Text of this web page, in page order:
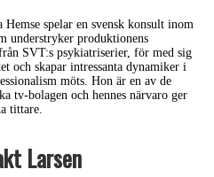
Hemse spelar en svensk konsult inom
understryker produktionens
SVT:s psykiatriserier, för med sig
och skapar intressanta dynamiker i
möts. Hon är en av de
tv-bolagen och hennes närvaro ger
tittare.
Larsen